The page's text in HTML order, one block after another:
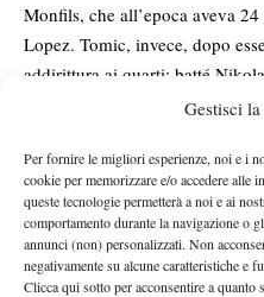
Gestisci
Per fornire le migliori esperienze, noi e i
cookie per memorizzare e/o accedere
queste tecnologie permetterà a noi e ai
comportamento durante la navigazione o
annunci (non) personalizzati. Non
negativamente su alcune caratteristiche e
Clicca qui sotto per acconsentire a quanto
Monfils, che all’epoca aveva
Lopez. Tomic, invece, dopo
addirittura ai quarti: batté
con un netto 3-0, poi un altro
Xavier Malisse, cedendo solo a
semifinale.
Domenicascopriremo se il
interrompersi o se almeno uno
oltre il muro degli ottavi. Sta di